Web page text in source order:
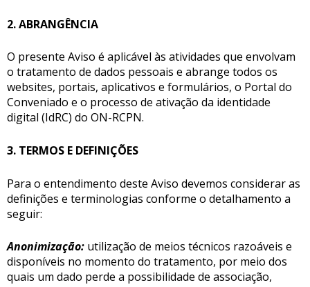
2. ABRANGÊNCIA
O presente Aviso é aplicável às atividades que envolvam
o tratamento de dados pessoais e abrange todos os
websites, portais, aplicativos e formulários, o Portal do
Conveniado e o processo de ativação da identidade
digital (IdRC) do ON-RCPN.
3. TERMOS E DEFINIÇÕES
Para o entendimento deste Aviso devemos considerar as
definições e terminologias conforme o detalhamento a
seguir:
Anonimização: utilização de meios técnicos razoáveis e
disponíveis no momento do tratamento, por meio dos
quais um dado perde a possibilidade de associação,